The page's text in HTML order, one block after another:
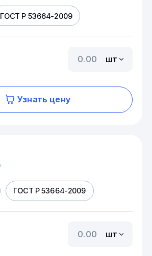
ГОСТ Р 53664-2009
шт
Узнать цену
ГОСТ Р 53664-2009
шт